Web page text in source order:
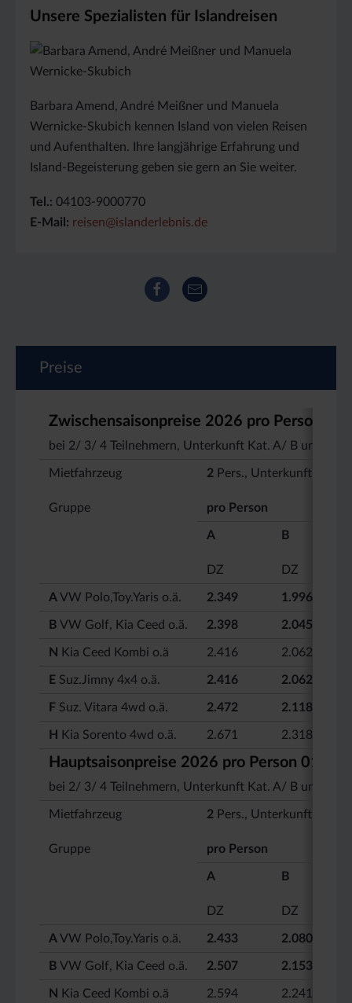
Unsere Spezialisten für Islandreisen
Barbara Amend, André Meißner und Manuela
Wernicke-Skubich kennen Island von vielen Reisen
und Aufenthalten. Ihre langjährige Erfahrung und
Island-Begeisterung geben sie gern an Sie weiter.
Tel.: 04103-9000770
E-Mail: reisen@islanderlebnis.de
Facebook
E-Mail
Preise
Zwischensaisonpreise 2026 pro Person
bei 2/ 3/ 4 Teilnehmern, Unterkunft Kat. A/ B und
Mietfahrzeug
Gruppe
2 Pers., Unterkunft Kat.
pro Person
A
DZ
B
DZ
A VW Polo,Toy.Yaris o.ä. 2.349 1.996
B VW Golf, Kia Ceed o.ä. 2.398 2.045
N Kia Ceed Kombi o.ä 2.416 2.062
E Suz.Jimny 4x4 o.ä. 2.416 2.062
F Suz. Vitara 4wd o.ä. 2.472 2.118
H Kia Sorento 4wd o.ä. 2.671 2.318
Hauptsaisonpreise 2026 pro Person 01.07.
bei 2/ 3/ 4 Teilnehmern, Unterkunft Kat. A/ B und
Mietfahrzeug
Gruppe
2 Pers., Unterkunft Kat.
pro Person
A
DZ
B
DZ
A VW Polo,Toy.Yaris o.ä. 2.433 2.080
B VW Golf, Kia Ceed o.ä. 2.507 2.153
N Kia Ceed Kombi o.ä 2.594 2.241